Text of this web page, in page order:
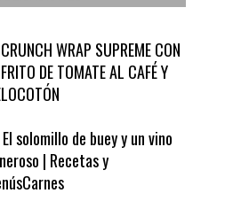
DE TOMATE AL CAFÉ Y